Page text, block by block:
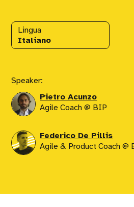
Lingua
Italiano
Speaker:
Pietro Acunzo
Agile Coach @ BIP
Federico De Pillis
Agile & Product Coach